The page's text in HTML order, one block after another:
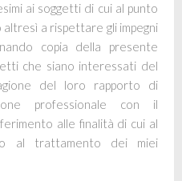
ai soggetti di cui al punto
altresì a rispettare gli impegni
copia della presente
che siano interessati del
del loro rapporto di
professionale con il
alle finalità di cui al
al trattamento dei miei